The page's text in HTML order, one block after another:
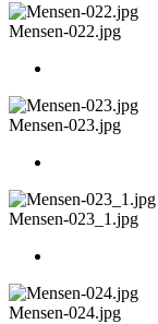
Mensen-022.jpg
Mensen-023.jpg
Mensen-023_1.jpg
Mensen-024.jpg